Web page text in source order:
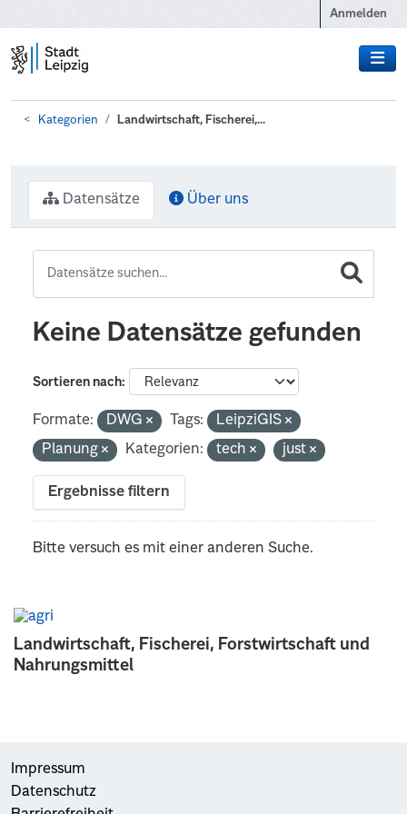
Anmelden
Kategorien Landwirtschaft, Fischerei,...
Landwirtschaft, Fischerei, Forstwirtschaft und
Nahrungsmittel
Datensätze Über uns
Keine Datensätze gefunden
Sortieren nach
Formate: DWG Tags:
LeipziGIS
Planung
Kategorien: tech just
Ergebnisse filtern
Bitte versuch es mit einer anderen Suche.
Impressum
Datenschutz